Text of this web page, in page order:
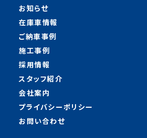
お知らせ
在庫車情報
ご納車事例
施工事例
採用情報
スタッフ紹介
会社案内
プライバシーポリシー
お問い合わせ